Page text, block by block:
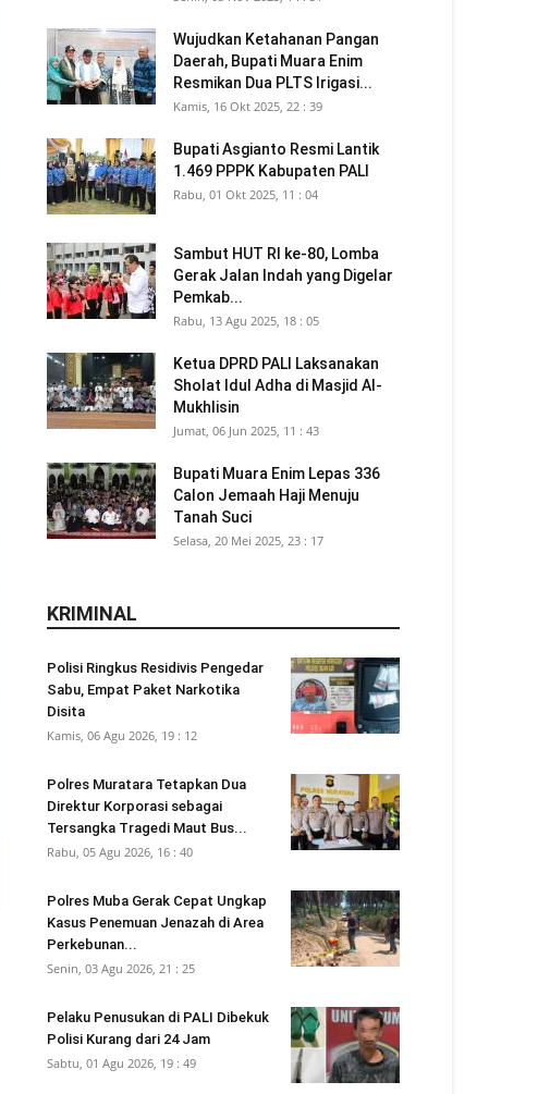
Wujudkan Ketahanan Pangan
Daerah, Bupati Muara Enim
Resmikan Dua PLTS Irigasi...
Kamis, 16 Okt 2025, 22 : 39
Bupati Asgianto Resmi Lantik
1.469 PPPK Kabupaten PALI
Rabu, 01 Okt 2025, 11 : 04
Sambut HUT RI ke-80, Lomba
Gerak Jalan Indah yang Digelar
Pemkab...
Rabu, 13 Agu 2025, 18 : 05
Ketua DPRD PALI Laksanakan
Sholat Idul Adha di Masjid Al-
Mukhlisin
Jumat, 06 Jun 2025, 11 : 43
Bupati Muara Enim Lepas 336
Calon Jemaah Haji Menuju
Tanah Suci
Selasa, 20 Mei 2025, 23 : 17
KRIMINAL
Polisi Ringkus Residivis Pengedar
Sabu, Empat Paket Narkotika
Disita
Kamis, 06 Agu 2026, 19 : 12
Polres Muratara Tetapkan Dua
Direktur Korporasi sebagai
Tersangka Tragedi Maut Bus...
Rabu, 05 Agu 2026, 16 : 40
Polres Muba Gerak Cepat Ungkap
Kasus Penemuan Jenazah di Area
Perkebunan...
Senin, 03 Agu 2026, 21 : 25
Pelaku Penusukan di PALI Dibekuk
Polisi Kurang dari 24 Jam
Sabtu, 01 Agu 2026, 19 : 49